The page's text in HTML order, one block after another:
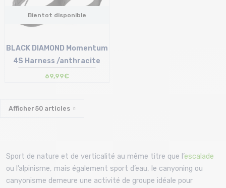
Bientot disponible
BLACK DIAMOND Momentum
4S Harness /anthracite
69,99€
Afficher50 articles
Sport de nature et de verticalité au même titre que l’escalade
ou l’alpinisme, mais également sport d’eau, le canyoning ou
canyonisme demeure une activité de groupe idéale pour